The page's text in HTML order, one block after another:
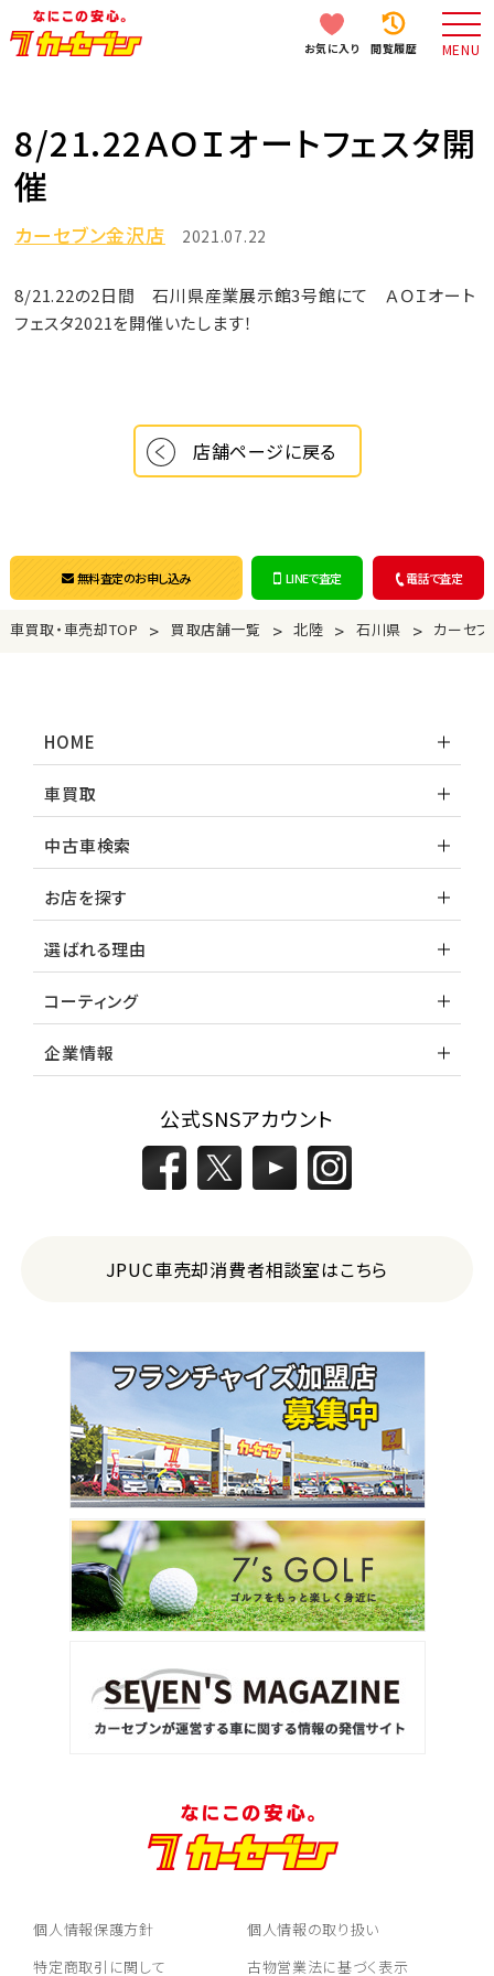
無料査定のお申し込み LINEで査定 電話で査定
お気に入り 閲覧履歴 MENU
8/21.22ＡＯＩオートフェスタ開
催
カーセブン金沢店 2021.07.22
8/21.22の2日間 石川県産業展示館3号館にて ＡＯＩオート
フェスタ2021を開催いたします！
店舗ページに戻る
車買取・車売却TOP > 買取店舗一覧 > 北陸 > 石川県 > カーセ
HOME
車買取
中古車検索
お店を探す
選ばれる理由
コーティング
企業情報
公式SNSアカウント
JPUC車売却消費者相談室はこちら
個人情報保護方針
個人情報の取り扱い
特定商取引に関して
古物営業法に基づく表示